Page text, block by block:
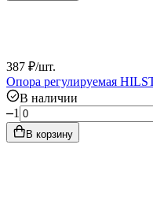
387 ₽/шт.
Опора регулируемая
В наличии
1
В корзину